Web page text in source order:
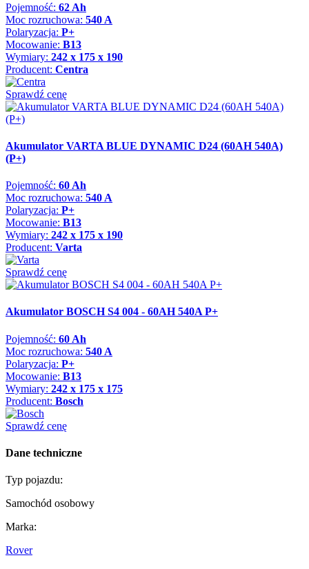
Pojemność: 62 Ah
Moc rozruchowa: 540 A
Polaryzacja: P+
Mocowanie: B13
Wymiary: 242 x 175 x 190
Producent: Centra
Sprawdź cenę
Akumulator VARTA BLUE DYNAMIC D24 (60AH 540A)
(P+)
Pojemność: 60 Ah
Moc rozruchowa: 540 A
Polaryzacja: P+
Mocowanie: B13
Wymiary: 242 x 175 x 190
Producent: Varta
Sprawdź cenę
Akumulator BOSCH S4 004 - 60AH 540A P+
Pojemność: 60 Ah
Moc rozruchowa: 540 A
Polaryzacja: P+
Mocowanie: B13
Wymiary: 242 x 175 x 175
Producent: Bosch
Sprawdź cenę
Dane techniczne
Typ pojazdu:
Samochód osobowy
Marka:
Rover